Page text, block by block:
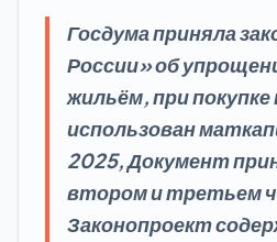
Госдума приняла
России» об
жильём, при
использован
2025, Документ
втором и третьем
Законопроект